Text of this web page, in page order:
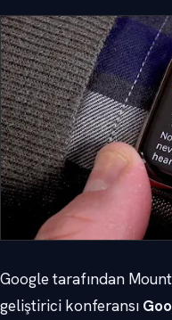
Google tarafından
geliştirici konferansı